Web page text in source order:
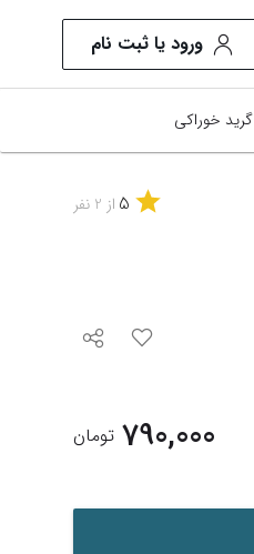
ورود یا ثبت نام
گرید خوراکی
5 از 2 نفر
790,000 تومان